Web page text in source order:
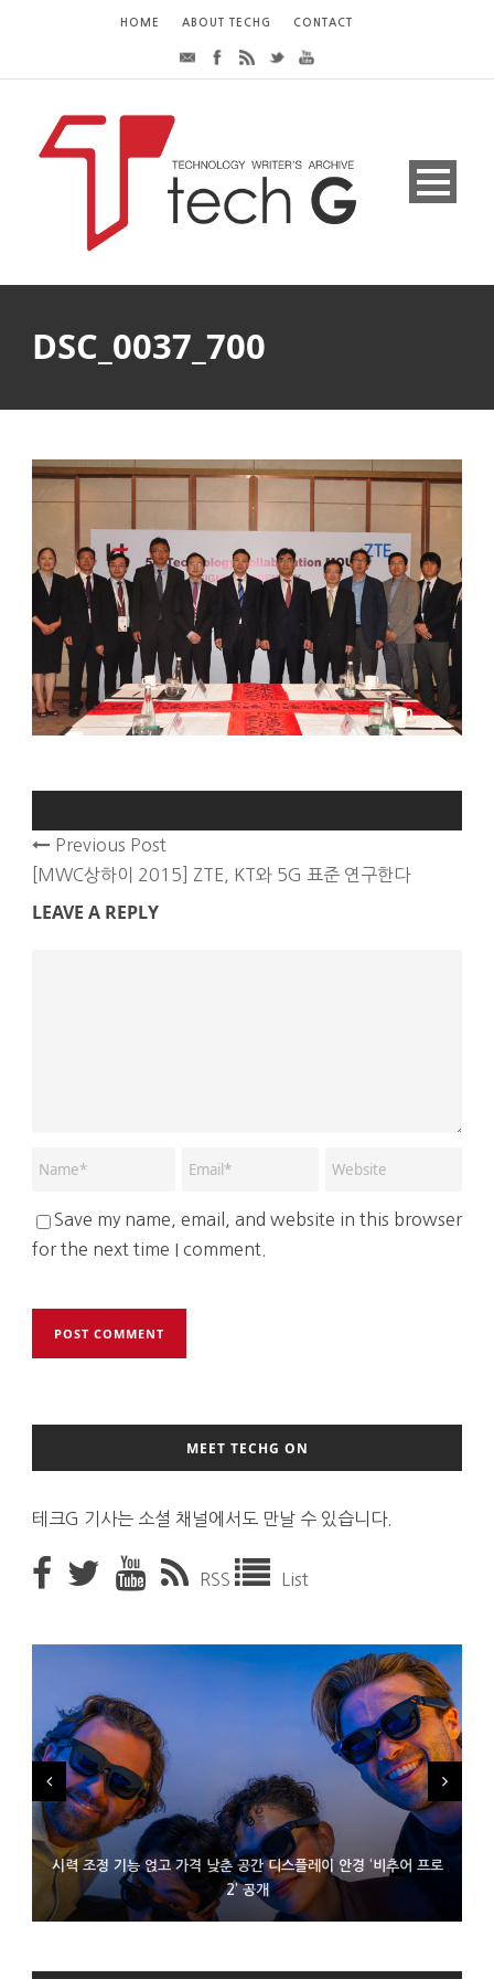
HOME ABOUT TECHG CONTACT
DSC_0037_700
Previous Post
[MWC상하이 2015] ZTE, KT와 5G 표준 연구한다
LEAVE A REPLY
Save my name, email, and website in this browser
for the next time I comment.
MEET TECHG ON
테크G 기사는 소셜 채널에서도 만날 수 있습니다.
RSS List
시력 조정 기능 얹고 가격 낮춘 공간 디스플레이 안경 ‘비추어 프로
2’ 공개
D램 부족에 10억달러어치 아이폰18 프로세서 패키징 대기 중
300~400달러 반지형 스피커 준비하는 오픈AI